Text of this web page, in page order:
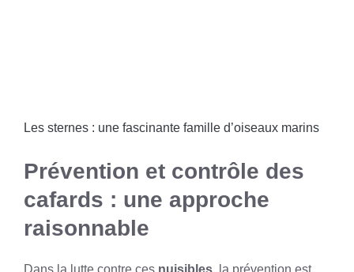
Les sternes : une fascinante famille d’oiseaux marins
Prévention et contrôle des
cafards : une approche
raisonnable